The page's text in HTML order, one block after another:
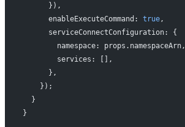
      }),
      enableExecuteCommand:
true,
      serviceConnectConfiguration: {
        namespace: props.namespaceArn,
        services: [],
      },
    });
  }
}